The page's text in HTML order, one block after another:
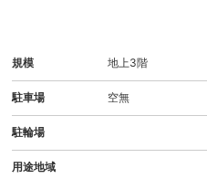
規模 地上3階
駐車場 空無
駐輪場
用途地域